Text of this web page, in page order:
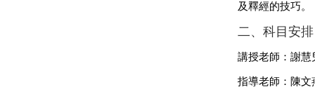
及釋經的技巧。
二、科目安排
講授老師：謝慧
指導老師：陳文